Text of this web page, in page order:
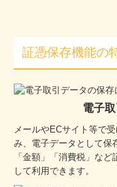
証憑保存機能の
電子
メールやECサイト等で
み、電子データとして保
「金額」「消費税」な
して利用できます。